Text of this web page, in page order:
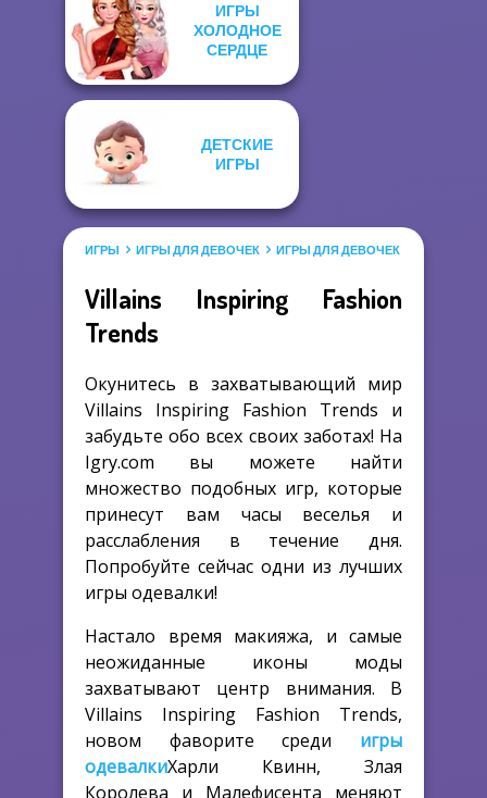
ИГРЫ
ХОЛОДНОЕ
СЕРДЦЕ
ДЕТСКИЕ
ИГРЫ
ИГРЫ ИГРЫ ДЛЯ ДЕВОЧЕК ИГРЫ ДЛЯ ДЕВОЧЕК САЛОН
Villains Inspiring Fashion
Trends
Окунитесь в захватывающий мир
Villains Inspiring Fashion Trends и
забудьте обо всех своих заботах! На
Igry.com вы можете найти
множество подобных игр, которые
принесут вам часы веселья и
расслабления в течение дня.
Попробуйте сейчас одни из лучших
игры одевалки!
Настало время макияжа, и самые
неожиданные иконы моды
захватывают центр внимания. В
Villains Inspiring Fashion Trends,
новом фаворите среди игры
одевалкиХарли Квинн, Злая
Королева и Малефисента меняют